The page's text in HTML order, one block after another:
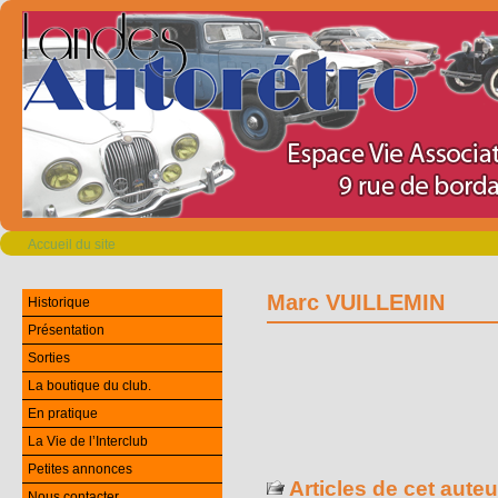
Accueil du site
Marc VUILLEMIN
Articles de cet
Historique
Présentation
Sorties
La boutique du club.
En pratique
La Vie de l’Interclub
Petites annonces